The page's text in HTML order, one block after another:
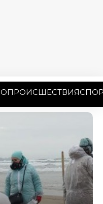
ПРОИСШЕСТВИЯ